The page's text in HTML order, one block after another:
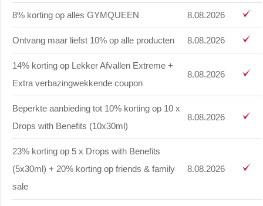
8% korting op alles GYMQUEEN 8.08.2026
Ontvang maar liefst 10% op alle producten 8.08.2026
14% korting op Lekker Afvallen Extreme +
Extra verbazingwekkende coupon
8.08.2026
Beperkte aanbieding tot 10% korting op 10 x
Drops with Benefits (10x30ml)
8.08.2026
23% korting op 5 x Drops with Benefits
(5x30ml) + 20% korting op friends & family
sale
8.08.2026